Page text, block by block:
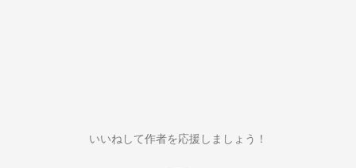
いいねして作者を応援しましょう！